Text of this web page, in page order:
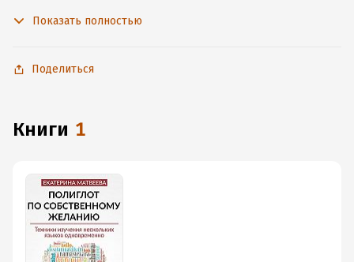
приложение для iOS или Android, чтобы не расставаться
Показать полностью
Поделиться
книги 1